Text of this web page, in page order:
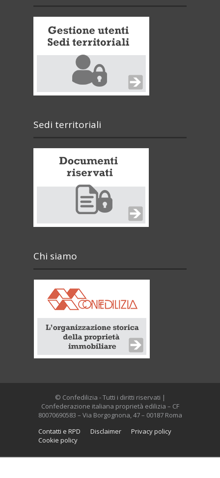
Sedi territoriali
Chi siamo
© Confedilizia - Tutti i diritti riservati |
Confederazione italiana proprietà edilizia – CF
80070690583 – Via Borgognona, 47 – 00187 Roma
Contatti e RPD
Disclaimer
Privacy policy
Cookie policy